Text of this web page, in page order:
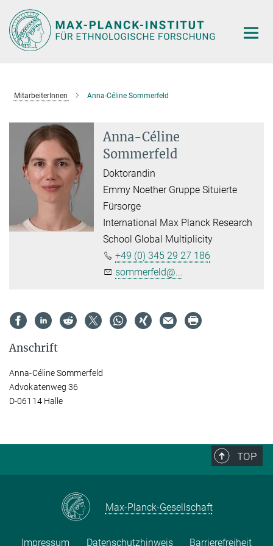
Hauptinhalt
MitarbeiterInnen Anna-Céline Sommerfeld
Anna-Céline
Sommerfeld
Doktorandin
Emmy Noether Gruppe Situierte
Fürsorge
International Max Planck Research
School Global Multiplicity
+49 (0) 345 29 27 186
sommerfeld@...
Anschrift
Anna-Céline Sommerfeld
Advokatenweg 36
D-06114 Halle
TOP
Max-Planck-Gesellschaft
Impressum Datenschutzhinweis Barrierefreiheit